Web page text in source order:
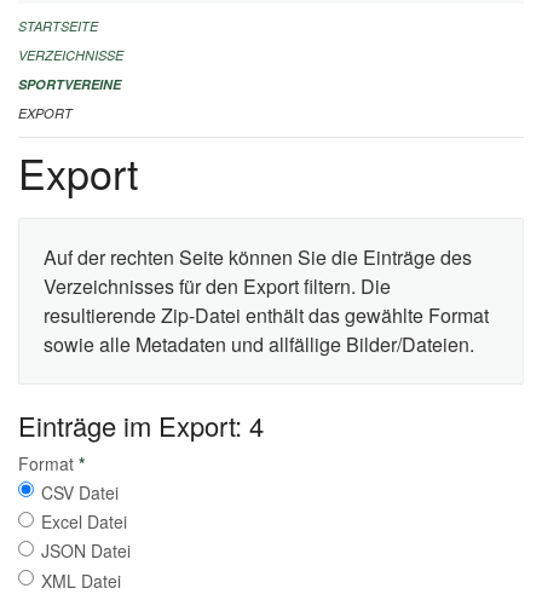
ALLGEMEINE INFORMATIONEN
FINANZIELLE UNTERSTÜTZUNG BENÖTIGT?
KONTAKT
STARTSEITE
VERZEICHNISSE
SPORTVEREINE
EXPORT
Export
Auf der rechten Seite können Sie die Einträge des
Verzeichnisses für den Export filtern. Die
resultierende Zip-Datei enthält das gewählte Format
sowie alle Metadaten und allfällige Bilder/Dateien.
Einträge im Export: 4
Format *
CSV Datei
Excel Datei
JSON Datei
XML Datei